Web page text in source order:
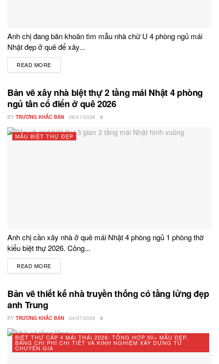
Anh chị đang băn khoăn tìm mẫu nhà chữ U 4 phòng ngủ mái
Nhật đẹp ở quê để xây...
READ MORE
Bản vẽ xây nhà biệt thự 2 tầng mái Nhật 4 phòng
ngủ tân cổ điển ở quê 2026
BY TRƯƠNG KHẮC BẢN 08/01/2026 0
MẪU BIỆT THỰ ĐẸP
Anh chị cần xây nhà ở quê mái Nhật 4 phòng ngủ 1 phòng thờ
kiểu biệt thự 2026. Công...
READ MORE
Bản vẽ thiết kế nhà truyền thống có tầng lửng đẹp
anh Trung
BY TRƯƠNG KHẮC BẢN 04/07/2026 0
BIỆT THỰ CẤP 4 MÁI THÁI 2026: TỔNG HỢP 50+ MẪU ĐẸP,
BẢNG CHI PHÍ CHI TIẾT VÀ KINH NGHIỆM XÂY DỰNG TỪ
CHUYÊN GIA